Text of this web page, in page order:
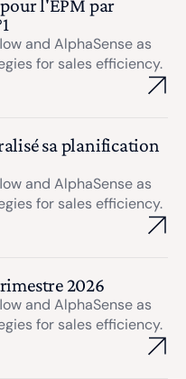
l'EPM par
and AlphaSense as
for sales efficiency.
sa planification
and AlphaSense as
for sales efficiency.
2026
and AlphaSense as
for sales efficiency.